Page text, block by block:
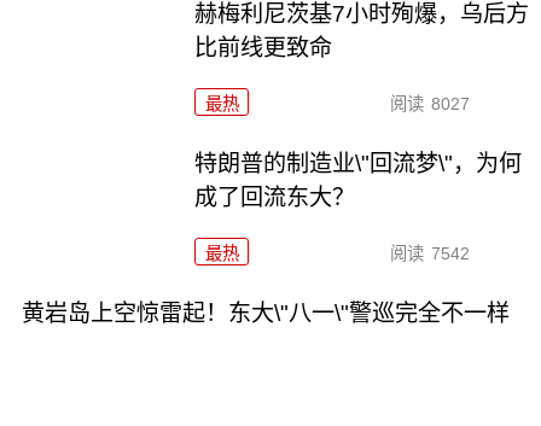
赫梅利尼茨基7小时殉爆，乌后方
比前线更致命
最热 阅读 8027
特朗普的制造业\"回流梦\"，为何
成了回流东大？
最热 阅读 7542
黄岩岛上空惊雷起！东大\"八一\"警巡完全不一样